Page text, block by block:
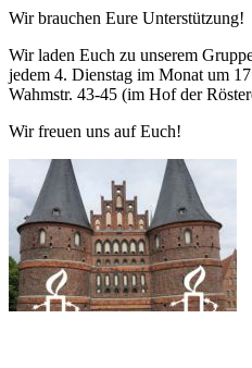
Wir brauchen Eure Unterstützung!
Wir laden Euch zu unserem
jedem 4. Dienstag im Monat um
Wahmstr. 43-45 (im Hof der
Wir freuen uns auf Euch!